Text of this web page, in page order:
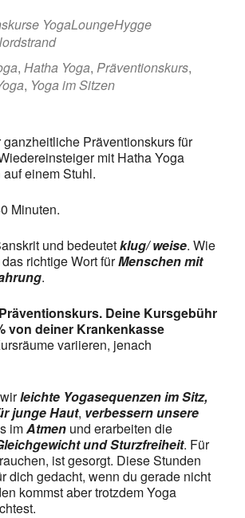
YogaLoungeHygge
,Hatha Yoga,Präventionskurs,
, Yoga im Sitzen
ganzheitliche Präventionskurs für
mit Hatha Yoga
einem Stuhl.
Minuten.
und bedeutetklug/ weise. Wie
richtige Wort fürMenschen mit
.
Deine Kursgebühr
von deiner Krankenkasse
variieren, jenach
wirleichte Yogasequenzen im Sitz,
junge Haut, verbessern unsere
imAtmen und erarbeiten die
und Sturzfreiheit. Für
ist gesorgt. Diese Stunden
dich gedacht, wenn du gerade nicht
kommst aber trotzdem Yoga